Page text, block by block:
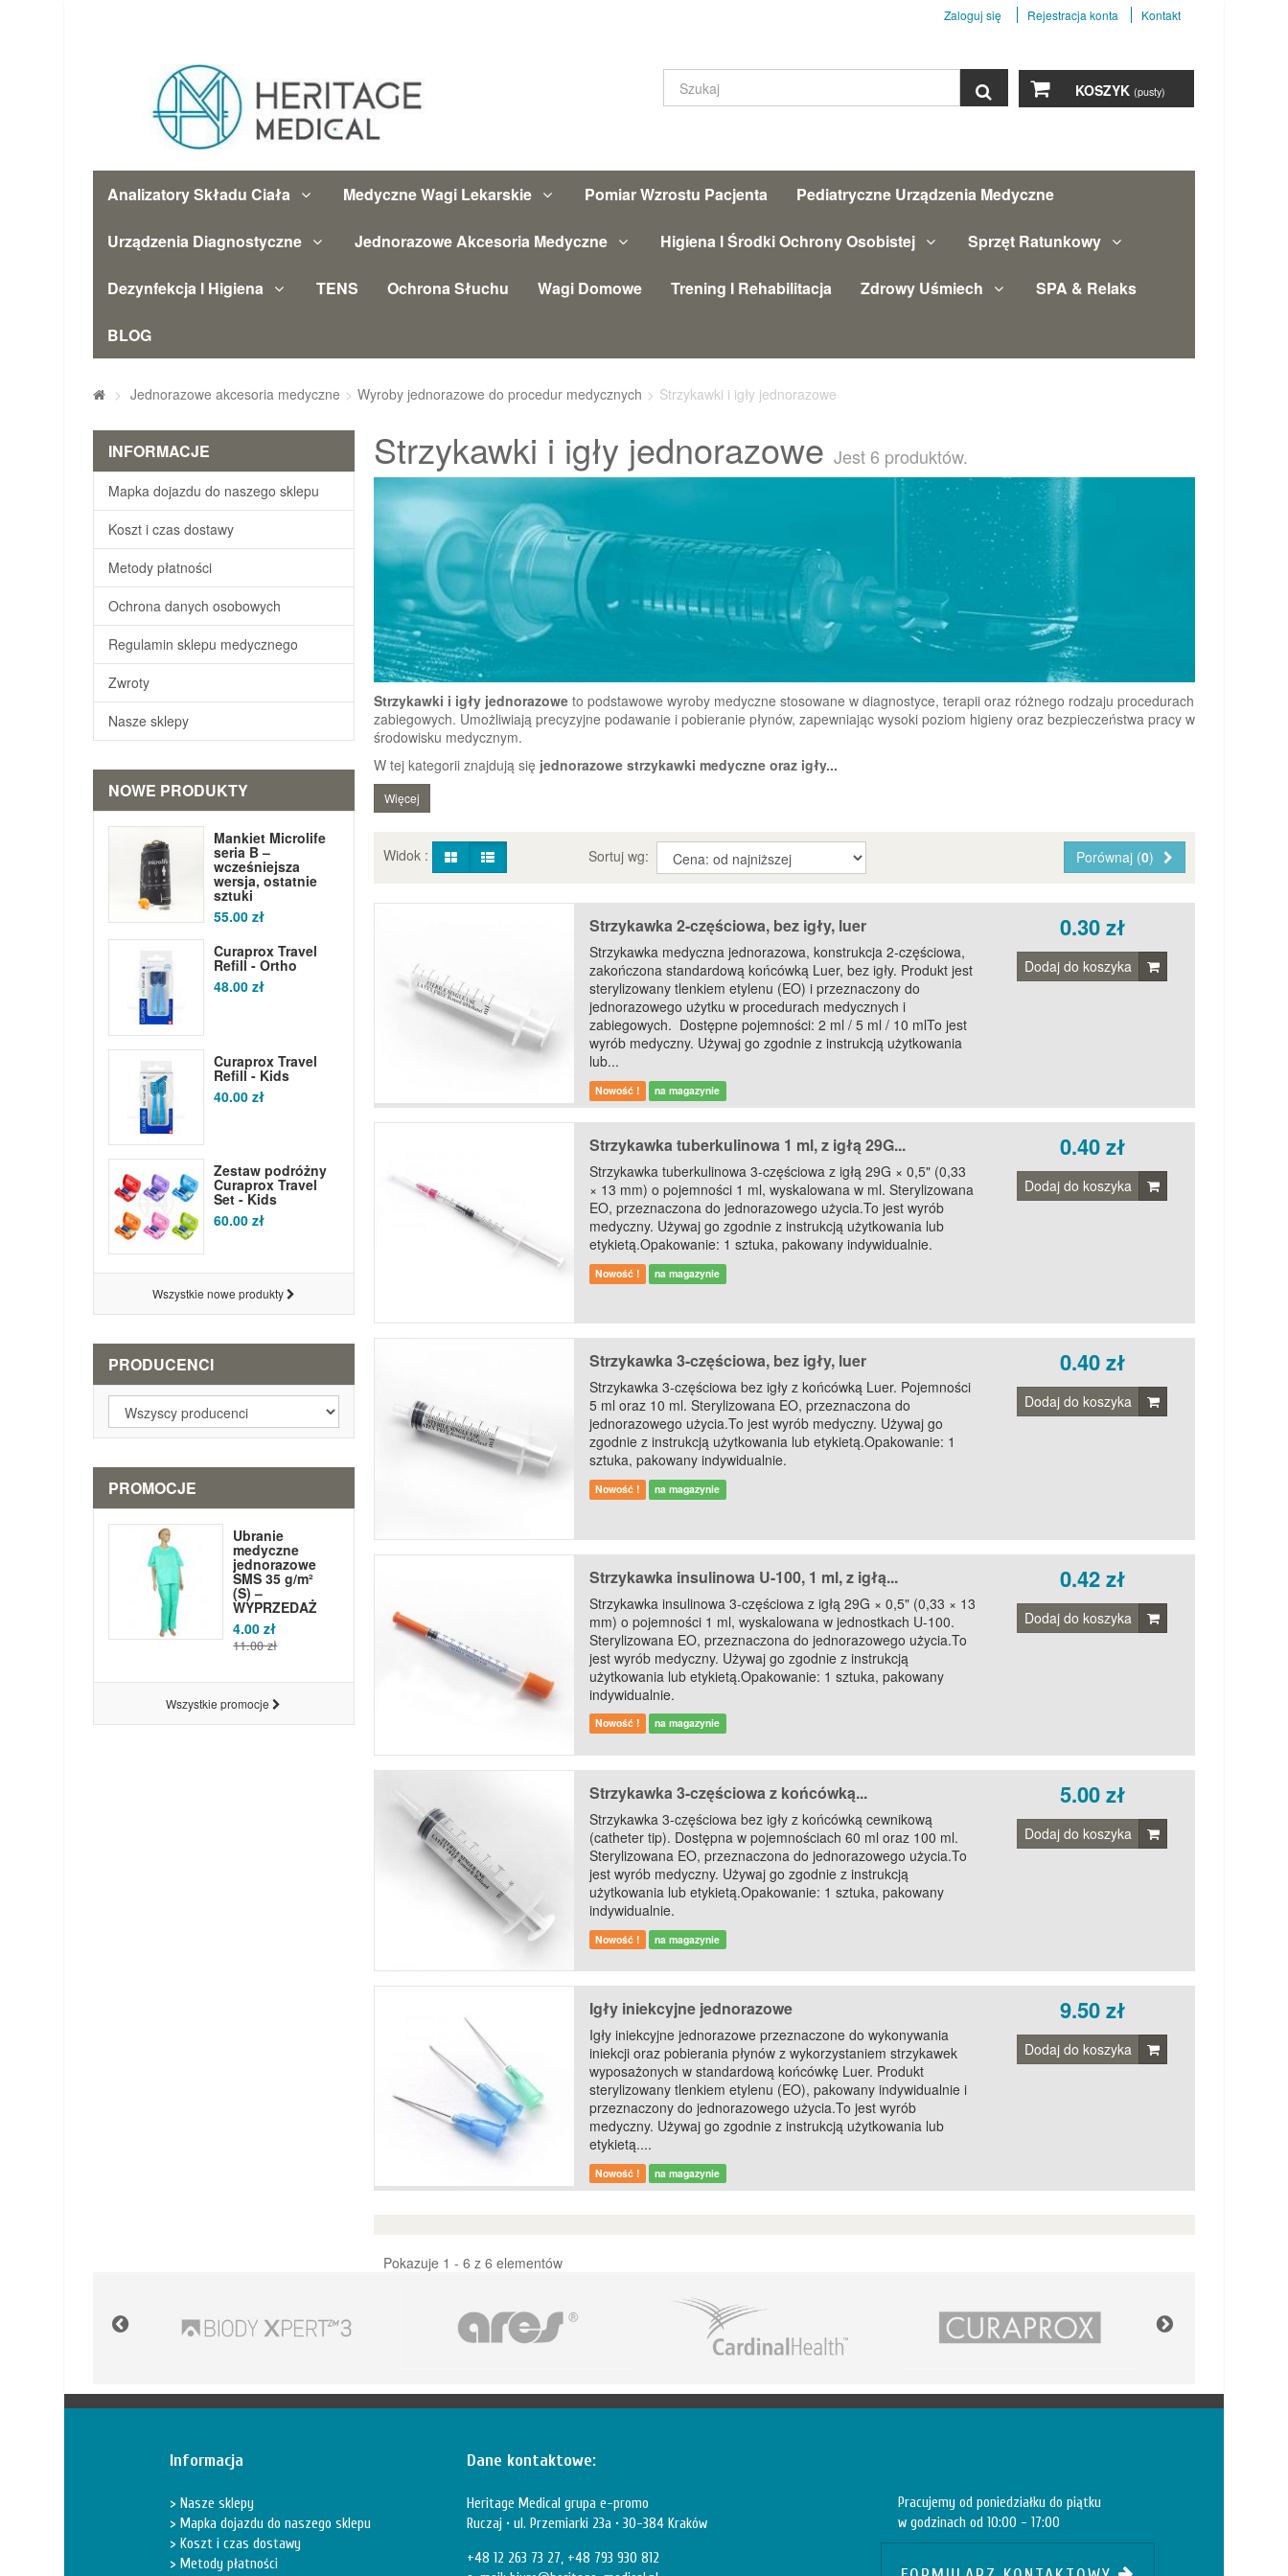
Zaloguj się Rejestracja konta Kontakt
KOSZYK (pusty)
Szukaj
Analizatory Składu Ciała Medyczne Wagi Lekarskie Pomiar Wzrostu Pacjenta Pediatryczne Urządzenia Medyczne
Urządzenia Diagnostyczne Jednorazowe Akcesoria Medyczne Higiena I Środki Ochrony Osobistej Sprzęt Ratunkowy
Dezynfekcja I Higiena TENS Ochrona Słuchu Wagi Domowe Trening I Rehabilitacja Zdrowy Uśmiech SPA & Relaks
BLOG
> Jednorazowe akcesoria medyczne > Wyroby jednorazowe do procedur medycznych > Strzykawki i igły jednorazowe
INFORMACJE
Mapka dojazdu do naszego sklepu
Koszt i czas dostawy
Metody płatności
Ochrona danych osobowych
Regulamin sklepu medycznego
Zwroty
Nasze sklepy
NOWE PRODUKTY
Mankiet Microlife
seria B –
wcześniejsza
wersja, ostatnie
sztuki
55.00 zł
Curaprox Travel
Refill - Ortho
48.00 zł
Curaprox Travel
Refill - Kids
40.00 zł
Zestaw podróżny
Curaprox Travel
Set - Kids
60.00 zł
Wszystkie nowe produkty
PRODUCENCI
PROMOCJE
Ubranie
medyczne
jednorazowe
SMS 35 g/m²
(S) –
WYPRZEDAŻ
4.00 zł
11.00 zł
Wszystkie promocje
Strzykawki i igły jednorazowe Jest 6 produktów.
Strzykawki i igły jednorazoweto podstawowe wyroby medyczne stosowane w diagnostyce, terapii oraz różnego rodzaju procedurach
zabiegowych. Umożliwiają precyzyjne podawanie i pobieranie płynów, zapewniając wysoki poziom higieny oraz bezpieczeństwa pracy w
środowisku medycznym.
W tej kategorii znajdują się jednorazowe strzykawki medyczne oraz igły...
Więcej
Widok : Sortuj wg: Porównaj (0)
Strzykawka 2-częściowa, bez igły, luer
Strzykawka medyczna jednorazowa, konstrukcja 2-częściowa,
zakończona standardową końcówką Luer, bez igły. Produkt jest
sterylizowany tlenkiem etylenu (EO) i przeznaczony do
jednorazowego użytku w procedurach medycznych i
zabiegowych. Dostępne pojemności: 2 ml / 5 ml / 10 mlTo jest
wyrób medyczny. Używaj go zgodnie z instrukcją użytkowania
lub...
Nowość ! na magazynie
0.30 zł
Dodaj do koszyka
Strzykawka tuberkulinowa 1 ml, z igłą 29G...
Strzykawka tuberkulinowa 3-częściowa z igłą 29G × 0,5" (0,33
× 13 mm) o pojemności 1 ml, wyskalowana w ml. Sterylizowana
EO, przeznaczona do jednorazowego użycia.To jest wyrób
medyczny. Używaj go zgodnie z instrukcją użytkowania lub
etykietą.Opakowanie: 1 sztuka, pakowany indywidualnie.
Nowość ! na magazynie
0.40 zł
Dodaj do koszyka
Strzykawka 3-częściowa, bez igły, luer
Strzykawka 3-częściowa bez igły z końcówką Luer. Pojemności
5 ml oraz 10 ml. Sterylizowana EO, przeznaczona do
jednorazowego użycia.To jest wyrób medyczny. Używaj go
zgodnie z instrukcją użytkowania lub etykietą.Opakowanie: 1
sztuka, pakowany indywidualnie.
Nowość ! na magazynie
0.40 zł
Dodaj do koszyka
Strzykawka insulinowa U-100, 1 ml, z igłą...
Strzykawka insulinowa 3-częściowa z igłą 29G × 0,5" (0,33 × 13
mm) o pojemności 1 ml, wyskalowana w jednostkach U-100.
Sterylizowana EO, przeznaczona do jednorazowego użycia.To
jest wyrób medyczny. Używaj go zgodnie z instrukcją
użytkowania lub etykietą.Opakowanie: 1 sztuka, pakowany
indywidualnie.
Nowość ! na magazynie
0.42 zł
Dodaj do koszyka
Strzykawka 3-częściowa z końcówką...
Strzykawka 3-częściowa bez igły z końcówką cewnikową
(catheter tip). Dostępna w pojemnościach 60 ml oraz 100 ml.
Sterylizowana EO, przeznaczona do jednorazowego użycia.To
jest wyrób medyczny. Używaj go zgodnie z instrukcją
użytkowania lub etykietą.Opakowanie: 1 sztuka, pakowany
indywidualnie.
Nowość ! na magazynie
5.00 zł
Dodaj do koszyka
Igły iniekcyjne jednorazowe
Igły iniekcyjne jednorazowe przeznaczone do wykonywania
iniekcji oraz pobierania płynów z wykorzystaniem strzykawek
wyposażonych w standardową końcówkę Luer. Produkt
sterylizowany tlenkiem etylenu (EO), pakowany indywidualnie i
przeznaczony do jednorazowego użycia.To jest wyrób
medyczny. Używaj go zgodnie z instrukcją użytkowania lub
etykietą....
Nowość ! na magazynie
9.50 zł
Dodaj do koszyka
Pokazuje 1 - 6 z 6 elementów
Informacja
Nasze sklepy
Mapka dojazdu do naszego sklepu
Koszt i czas dostawy
Metody płatności
Dane kontaktowe:
Heritage Medical grupa e-promo
Ruczaj • ul. Przemiarki 23a • 30-384 Kraków
+48 12 263 73 27, +48 793 930 812
Pracujemy od poniedziałku do piątku
w godzinach od 10:00 - 17:00